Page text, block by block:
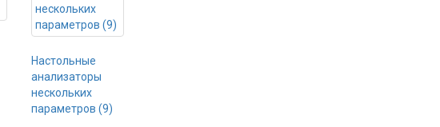
Настольные
анализаторы
нескольких
параметров (9)